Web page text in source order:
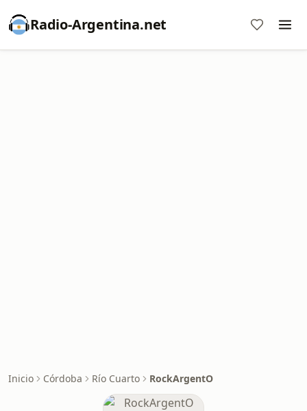
Radio-Argentina.net
Inicio Córdoba Río Cuarto RockArgentO